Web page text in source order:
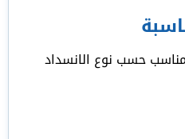
حسب نوع الانسداد